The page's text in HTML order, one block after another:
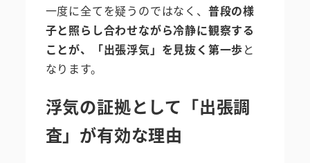
一度に全てを疑うのではなく、 普段の様
子と照らし合わせながら冷静に観察する
ことが、「出張浮気」を見抜く第一歩と
なります。
浮気の証拠として「出張調
査」が有効な理由